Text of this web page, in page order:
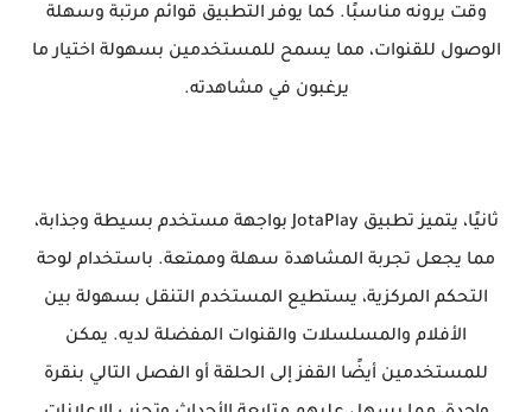
وقت يرونه مناسبًا. كما يوفر التطبيق قوائم مرتبة وسهلة
الوصول للقنوات، مما يسمح للمستخدمين بسهولة اختيار ما
يرغبون في مشاهدته.
ثانيًا، يتميز تطبيق JotaPlay بواجهة مستخدم بسيطة وجذابة،
مما يجعل تجربة المشاهدة سهلة وممتعة. باستخدام لوحة
التحكم المركزية، يستطيع المستخدم التنقل بسهولة بين
الأفلام والمسلسلات والقنوات المفضلة لديه. يمكن
للمستخدمين أيضًا القفز إلى الحلقة أو الفصل التالي بنقرة